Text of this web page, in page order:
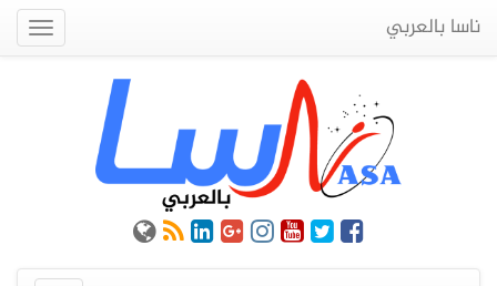
ناسا بالعربي